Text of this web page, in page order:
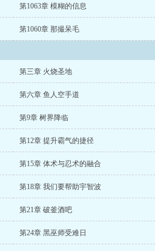
第1063章 模糊的信息
第1060章 那撮呆毛
第三章 火烧圣地
第六章 鱼人空手道
第9章 树界降临
第12章 提升霸气的捷径
第15章 体术与忍术的融合
第18章 我们要帮助宇智波
第21章 破釜酒吧
第24章 黑巫师受难日